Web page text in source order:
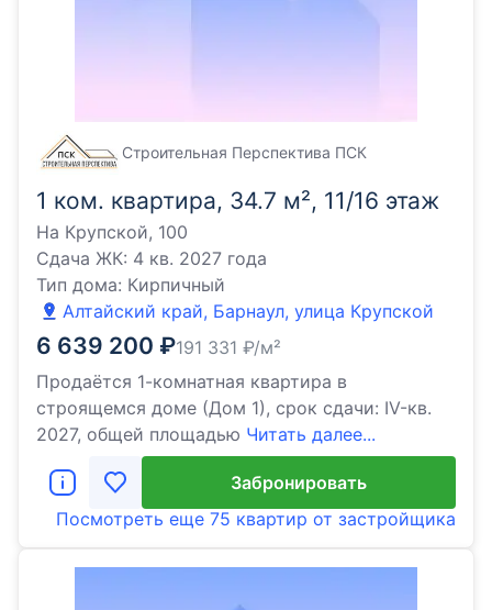
1 ком. квартира, 34.7 м², 11/16 этаж
На Крупской, 100
Сдача ЖК: 4 кв. 2027 года
Тип дома: Кирпичный
Алтайский край, Барнаул, улица Крупской
6 639 200 ₽191 331 ₽/м²
Продаётся 1-комнатная квартира в
строящемся доме (Дом 1), срок сдачи: IV-кв.
2027, общей площадью Читать далее...
Строительная Перспектива ПСК
Забронировать
Посмотреть еще 75 квартир от застройщика